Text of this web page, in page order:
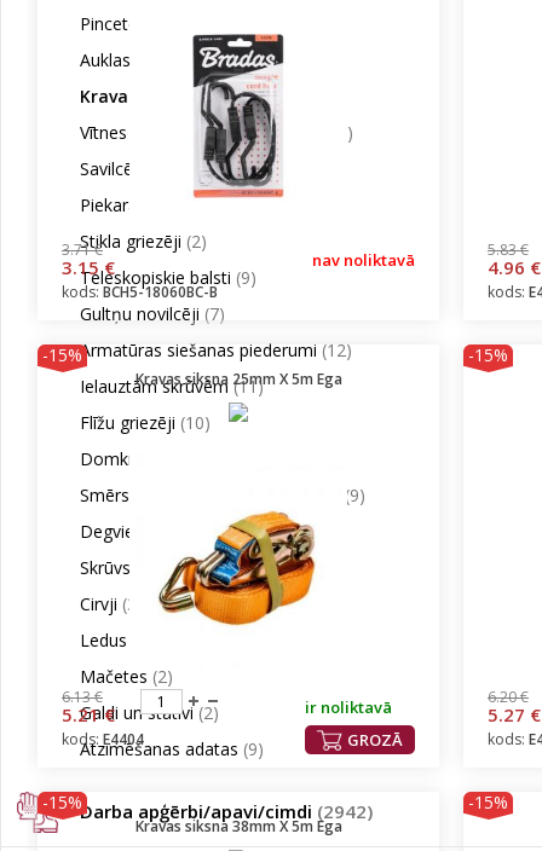
Pincetes
Auklas un virves(28)
Kravas siksnas/štropes
Vītnes griežšanas instrumenti
(176)
Savilcēji
Piekaramās atslēgas(26)
Stikla griezēji (2)
Teleskopiskie balsti (9)
Gultņu novilcēji (7)
Armatūras siešanas piederumi (12)
Ielauztām skrūvēm (11)
Flīžu griezēji (10)
Domkrati
Smērspiedes/Eļļojamās kanniņas
(9)
Degvielas kannas un piltuves(14)
Skrūvspīles (11)
Cirvji (32)
Ledus cirtņi
Mačetes (2)
Galdi un statīvi (2)
Atzīmēšanas adatas (9)
Darba apģērbi/apavi/cimdi (2942)
3.71 €
3.15 € nav noliktavā
kods: BCH5-18060BC-B
5.83 €
4.96 €
kods:
-15%
Kravas siksna 25mm X 5m Ega
6.13 €
5.21 €
ir noliktavā
GROZĀ
kods: E4404
-15%
6.20 €
5.27 €
kods:
-15%
Kravas siksna 38mm X 5m Ega
-15%